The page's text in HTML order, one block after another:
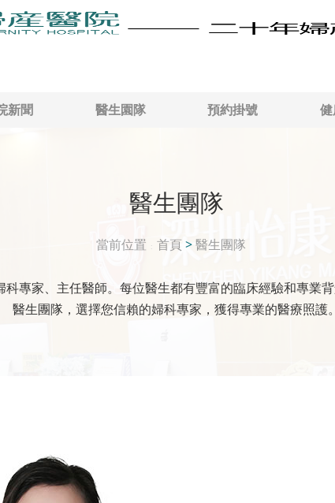
新聞 醫生園隊 預約掛號
醫生團隊
當前位置 首頁>醫生團隊
專家、主任醫師。每位醫生都有豐富的臨床經驗和專業
醫生團隊，選擇您信賴的婦科專家，獲得專業的醫療照護。